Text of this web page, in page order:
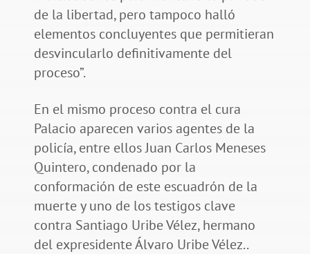
de la libertad, pero tampoco halló
elementos concluyentes que permitieran
desvincularlo definitivamente del
proceso”.
En el mismo proceso contra el cura
Palacio aparecen varios agentes de la
policía, entre ellos Juan Carlos Meneses
Quintero, condenado por la
conformación de este escuadrón de la
muerte y uno de los testigos clave
contra Santiago Uribe Vélez, hermano
del expresidente Álvaro Uribe Vélez..